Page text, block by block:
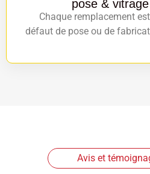
pose &
Chaque remplacement est
défaut de pose ou de
Avis et